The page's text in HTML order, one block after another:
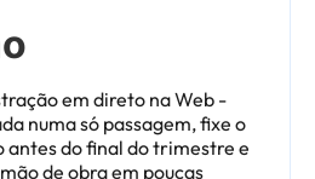
em direto na Web -
numa só passagem, fixe o
antes do final do trimestre e
de obra em poucas